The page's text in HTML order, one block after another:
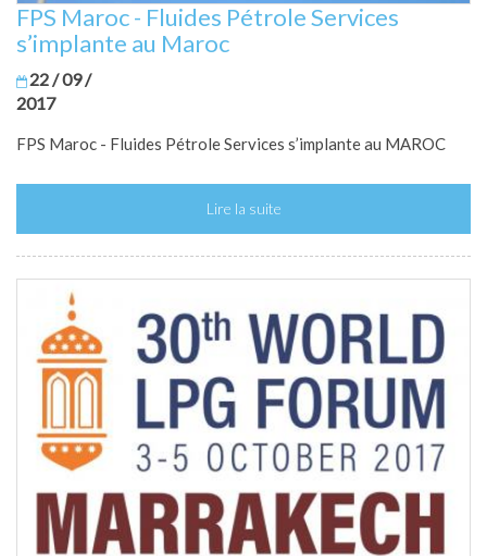
FPS Maroc - Fluides Pétrole Services
s’implante au Maroc
22 / 09 /
2017
FPS Maroc - Fluides Pétrole Services s’implante au MAROC
Lire la suite